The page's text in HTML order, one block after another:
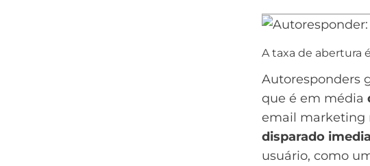
A taxa de abertura
Autoresponders
que é em média
email marketing
disparado
usuário, como